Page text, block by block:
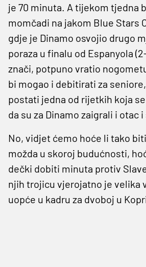
je 70 minuta. A tijekom tjedna
momčadi na jakom Blue Stars
gdje je Dinamo osvojio drugo
poraza u finalu od Espanyola
znači, potpuno vratio
bi mogao i debitirati za
postati jedna od rijetkih koja
da su za Dinamo zaigrali i otac i
No, vidjet ćemo hoće li tako
možda u skoroj budućnosti,
dečki dobiti minuta protiv
njih trojicu vjerojatno je velika
uopće u kadru za dvoboj u